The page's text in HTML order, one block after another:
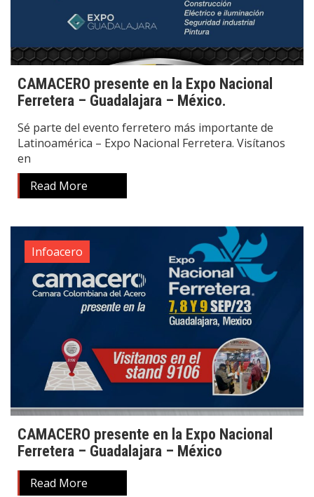
CAMACERO presente en la Expo Nacional
Ferretera – Guadalajara – México.
Sé parte del evento ferretero más importante de
Latinoamérica – Expo Nacional Ferretera. Visítanos
en
Read More
Infoacero
CAMACERO presente en la Expo Nacional
Ferretera – Guadalajara – México
Read More